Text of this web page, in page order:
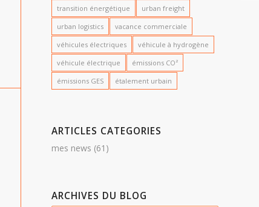
transition énergétique
urban freight
urban logistics
vacance commerciale
véhicules électriques
véhicule à hydrogène
véhicule électrique
émissions CO²
émissions GES
étalement urbain
ARTICLES CATEGORIES
mes news (61)
ARCHIVES DU BLOG